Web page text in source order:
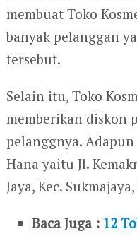
membuat Toko
banyak pelanggan
tersebut.
Selain itu, Toko
memberikan diskon
pelanggnya.
Hana yaitu Jl.
Jaya, Kec.
Baca Juga : 12